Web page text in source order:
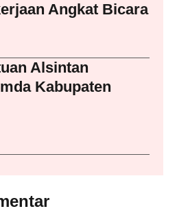
Angkat Bicara
Alsintan
Kabupaten